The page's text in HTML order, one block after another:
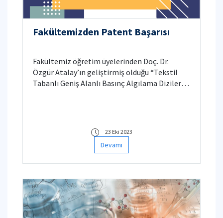
Fakültemizden Patent Başarısı
Fakültemiz öğretim üyelerinden Doç. Dr.
Özgür Atalay’ın geliştirmiş olduğu “Tekstil
Tabanlı Geniş Alanlı Basınç Algılama Dizileri”,
23 Eki 2023
Devamı